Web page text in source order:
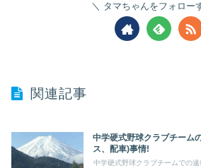
タマちゃんをフォロー
関連記事
中学硬式野球クラブチーム
ス、配車)事情!
中学硬式野球クラブチームでの